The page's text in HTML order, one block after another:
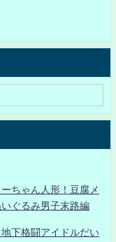
ちゃん人形！豆腐メ
ぐるみ男子末路編
下格闘アイドルだい